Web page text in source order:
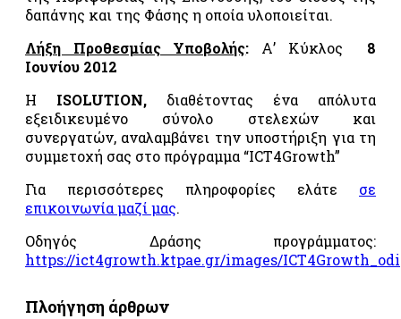
στην
παραγωγή
Σύστημα
περιβαλλοντικής
διαχείρισης
Συστήματα
της
υγείας
και της
δαπάνης και της Φάσης η οποία υλοποιείται.
Λήξη Προθεσμίας Υποβολής: Α’ Κύκλος 8
Ιουνίου 2012
Η ISOLUTION, διαθέτοντας ένα απόλυτα
εξειδικευμένο σύνολο στελεχών και
συνεργατών, αναλαμβάνει την υποστήριξη για τη
συμμετοχή σας στο πρόγραμμα “ICT4Growth”
Για περισσότερες πληροφορίες ελάτε σε
επικοινωνία μαζί μας.
Οδηγός Δράσης προγράμματος:
https://ict4growth.ktpae.gr/images/
Πλοήγηση άρθρων